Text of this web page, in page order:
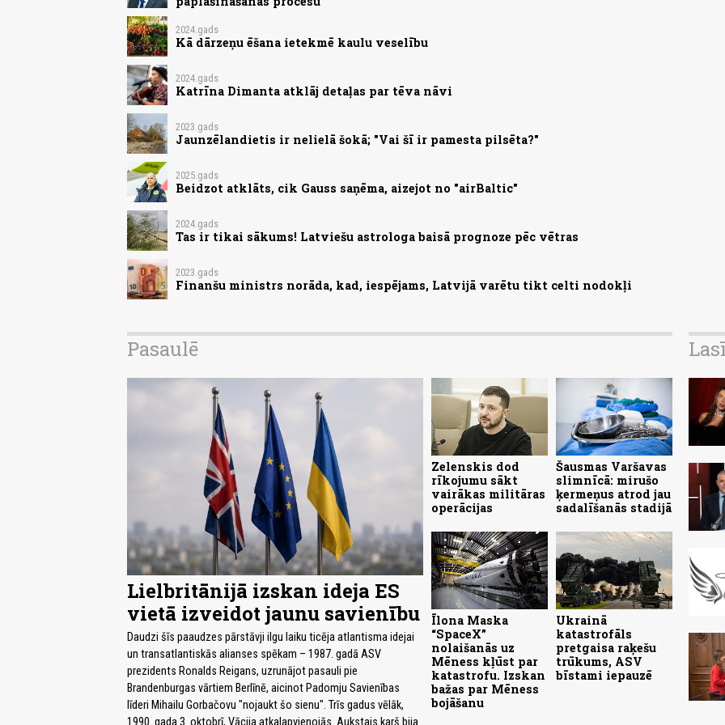
2024.gads
Kā dārzeņu ēšana ietekmē kaulu veselību
2024.gads
Katrīna Dimanta atklāj detaļas par tēva nāvi
2023.gads
Jaunzēlandietis ir nelielā šokā; "Vai šī ir pamesta pilsēta?"
2025.gads
Beidzot atklāts, cik Gauss saņēma, aizejot no "airBaltic"
2024.gads
Tas ir tikai sākums! Latviešu astrologa baisā prognoze pēc vētras
2023.gads
Finanšu ministrs norāda, kad, iespējams, Latvijā varētu tikt celti nodokļi
Pasaulē
Lielbritānijā izskan ideja ES
vietā izveidot jaunu savienību
Daudzi šīs paaudzes pārstāvji ilgu laiku ticēja atlantisma idejai
un transatlantiskās alianses spēkam – 1987. gadā ASV
prezidents Ronalds Reigans, uzrunājot pasauli pie
Brandenburgas vārtiem Berlīnē, aicinot Padomju Savienības
līderi Mihailu Gorbačovu "nojaukt šo sienu". Trīs gadus vēlāk,
Zelenskis dod
rīkojumu sākt
vairākas militāras
operācijas
Šausmas Varšavas
slimnīcā: mirušo
ķermeņus atrod jau
sadalīšanās stadijā
Īlona Maska
“SpaceX”
nolaišanās uz
Mēness kļūst par
katastrofu. Izskan
bažas par Mēness
bojāšanu
Ukrainā
katastrofāls
pretgaisa raķešu
trūkums, ASV
bīstami iepauzē